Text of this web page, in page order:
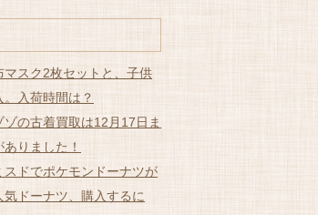
マスク2枚セットと、子供
入荷時間は？
ゾの古着買取は12月17日ま
りました！
スドでポケモンドーナツが
ドーナツ、購入するに